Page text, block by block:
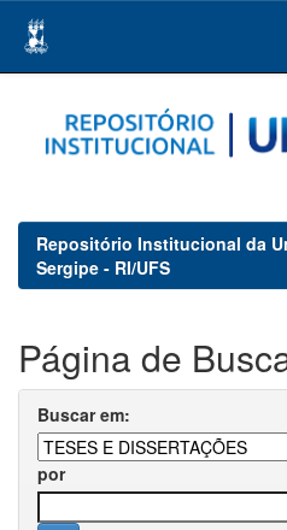
navigation
Repositório Institucional da
Sergipe - RI/UFS
Página de
Buscar em:
por